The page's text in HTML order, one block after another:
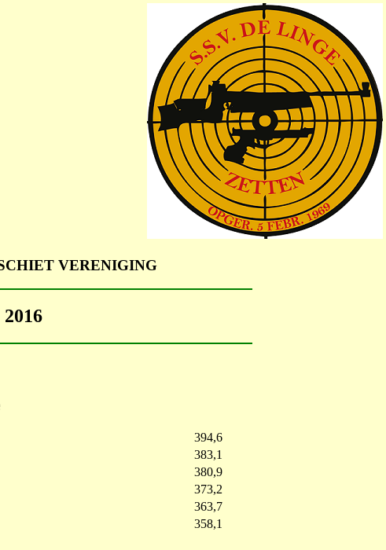
VERENIGING
394,6
383,1
380,9
373,2
363,7
358,1